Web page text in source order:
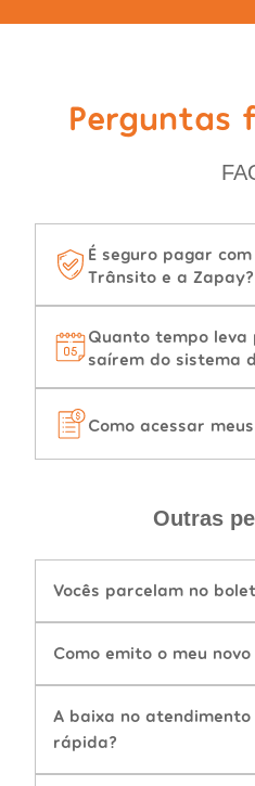
Perguntas
É seguro pagar
Trânsito e a Zapay?
Quanto tempo leva
saírem do sistema
Como acessar
Outras
Vocês parcelam no
Como emito o meu novo
A baixa no
rápida?